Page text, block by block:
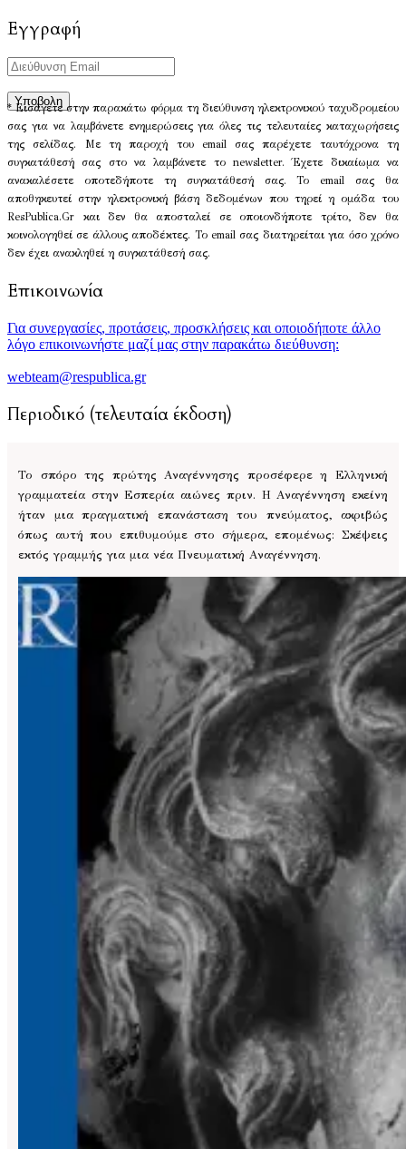
Εγγραφή
* Εισάγετε στην παρακάτω φόρμα τη διεύθυνση ηλεκτρονικού ταχυδρομείου
σας για να λαμβάνετε ενημερώσεις για όλες τις τελευταίες καταχωρήσεις
της σελίδας. Με τη παροχή του email σας παρέχετε ταυτόχρονα τη
συγκατάθεσή σας στο να λαμβάνετε το newsletter. Έχετε δικαίωμα να
ανακαλέσετε οποτεδήποτε τη συγκατάθεσή σας. Το email σας θα
αποθηκευτεί στην ηλεκτρονική βάση δεδομένων που τηρεί η ομάδα του
ResPublica.Gr και δεν θα αποσταλεί σε οποιονδήποτε τρίτο, δεν θα
κοινολογηθεί σε άλλους αποδέκτες. Το email σας διατηρείται για όσο χρόνο
δεν έχει ανακληθεί η συγκατάθεσή σας.
Επικοινωνία
Για συνεργασίες, προτάσεις, προσκλήσεις και οποιοδήποτε άλλο
λόγο επικοινωνήστε μαζί μας στην παρακάτω διεύθυνση:
webteam@respublica.gr
Περιοδικό (τελευταία έκδοση)
Το σπόρο της πρώτης Αναγέννησης προσέφερε η Ελληνική
γραμματεία στην Εσπερία αιώνες πριν. Η Αναγέννηση εκείνη
ήταν μια πραγματική επανάσταση του πνεύματος, ακριβώς
όπως αυτή που επιθυμούμε στο σήμερα, επομένως: Σκέψεις
εκτός γραμμής για μια νέα Πνευματική Αναγέννηση.